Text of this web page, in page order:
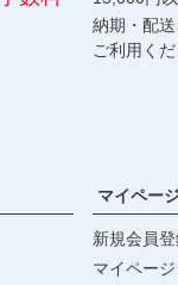
納期・配送
ご利用くだ
マイペー
新規会員
マイページ